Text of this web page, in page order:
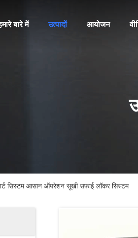
बारे में उत्पादों आयोजन
सिस्टम आसान ऑपरेशन सूखी सफाई लॉकर सिस्टम